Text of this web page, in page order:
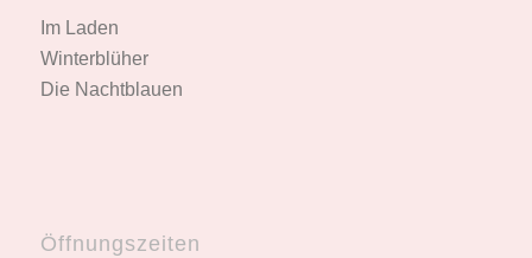
Im Laden
Winterblüher
Die Nachtblauen
Öffnungszeiten